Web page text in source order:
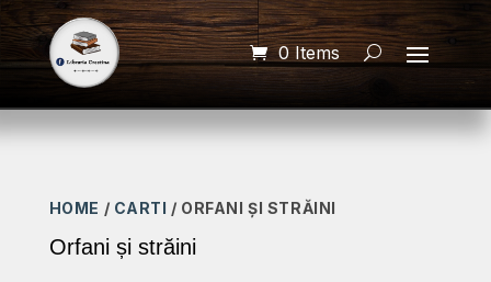
0 Items
HOME / CARTI / ORFANI ȘI STRĂINI
Orfani și străini